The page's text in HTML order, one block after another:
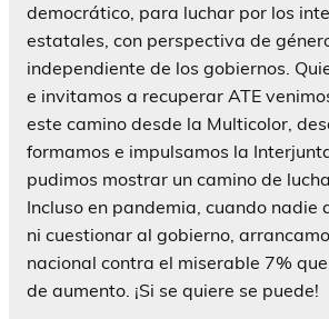
democrático, para luchar por los
estatales, con perspectiva de
independiente de los gobiernos.
e invitamos a recuperar ATE
este camino desde la Multicolor,
formamos e impulsamos la
pudimos mostrar un camino de
Incluso en pandemia, cuando nadie
ni cuestionar al gobierno,
nacional contra el miserable 7%
de aumento. ¡Si se quiere se puede!